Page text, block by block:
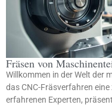
Fräsen von
Willkommen in der Welt der
das CNC-Fräsverfahren
erfahrenen Experten,